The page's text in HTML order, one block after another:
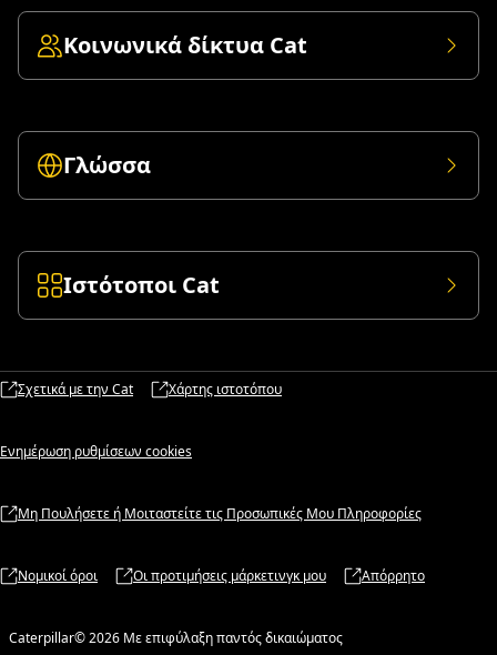
Κοινωνικά δίκτυα Cat
Γλώσσα
Ιστότοποι Cat
Σχετικά με την Cat Χάρτης ιστοτόπου
Ενημέρωση ρυθμίσεων cookies
Μη Πουλήσετε ή Μοιταστείτε τις Προσωπικές Μου Πληροφορίες
Νομικοί όροι Οι προτιμήσεις μάρκετινγκ μου Απόρρητο
Caterpillar© 2026 Με επιφύλαξη παντός δικαιώματος